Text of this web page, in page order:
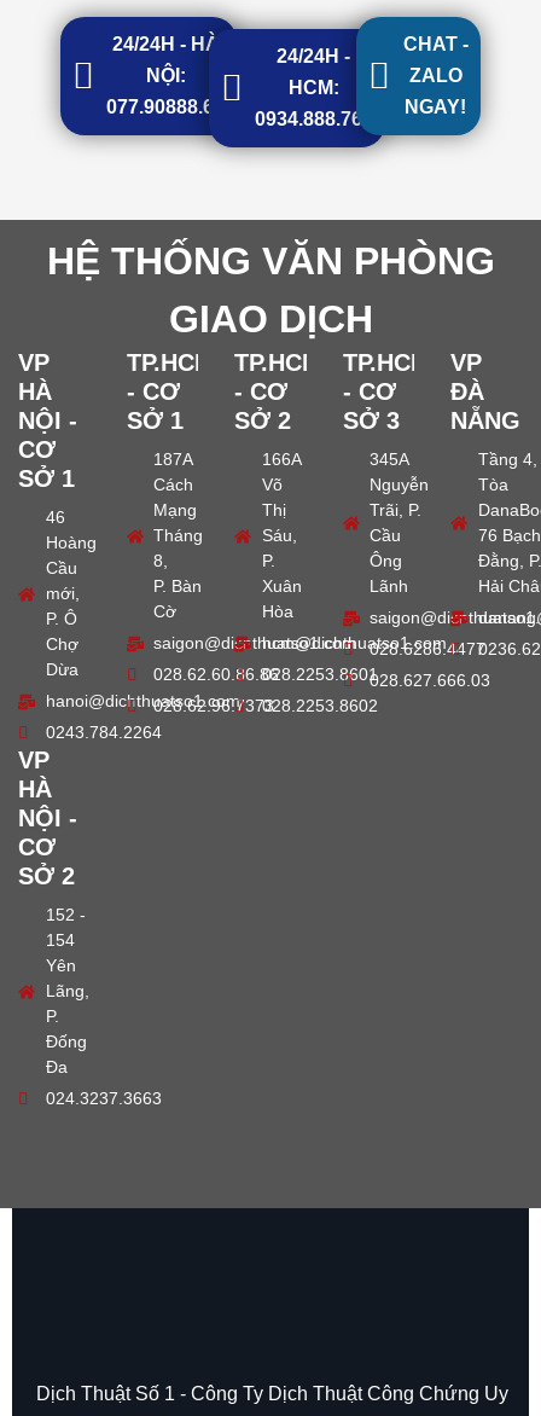
24/24H - HÀ
NỘI:
077.90888.68
24/24H -
HCM:
0934.888.768
CHAT -
ZALO
NGAY!
HỆ THỐNG VĂN PHÒNG
GIAO DỊCH
VP
HÀ
NỘI -
CƠ
SỞ 1
46
Hoàng
Cầu
mới,
P. Ô
Chợ
Dừa
hanoi@dichthuatso1.com
0243.784.2264
VP
HÀ
NỘI -
CƠ
SỞ 2
152 -
154
Yên
Lãng,
P.
Đống
Đa
024.3237.3663
TP.HCM
- CƠ
SỞ 1
187A
Cách
Mạng
Tháng
8,
P. Bàn
Cờ
saigon@dichthuatso1.com
028.62.60.86.86
028.62.96.7373
TP.HCM
- CƠ
SỞ 2
166A
Võ
Thị
Sáu,
P.
Xuân
Hòa
hcm@dichthuatso1.com
028.2253.8601
028.2253.8602
TP.HCM
- CƠ
SỞ 3
345A
Nguyễn
Trãi, P.
Cầu
Ông
Lãnh
028.6286.4477
028.627.666.03
VP
ĐÀ
NẴNG
Tầng 4,
Tòa
76 Bạch
Đằng, P.
Hải
Dịch Thuật Số 1 - Công Ty Dịch Thuật Công Chứng Uy